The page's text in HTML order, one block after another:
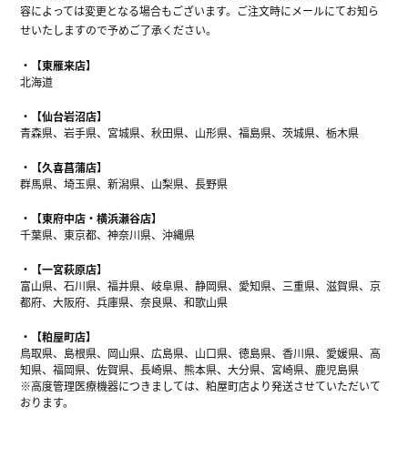
容によっては変更となる場合もございます。ご注文時にメールにてお知ら
せいたしますので予めご了承ください。
【東雁来店】
北海道
【仙台岩沼店】
青森県、岩手県、宮城県、秋田県、山形県、福島県、茨城県、栃木県
【久喜菖蒲店】
群馬県、埼玉県、新潟県、山梨県、長野県
【東府中店・横浜瀬谷店】
千葉県、東京都、神奈川県、沖縄県
【一宮萩原店】
富山県、石川県、福井県、岐阜県、静岡県、愛知県、三重県、滋賀県、京
都府、大阪府、兵庫県、奈良県、和歌山県
【粕屋町店】
鳥取県、島根県、岡山県、広島県、山口県、徳島県、香川県、愛媛県、高
知県、福岡県、佐賀県、長崎県、熊本県、大分県、宮崎県、鹿児島県
※高度管理医療機器につきましては、粕屋町店より発送させていただいて
おります。